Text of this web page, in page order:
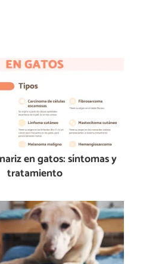
en gatos: síntomas y
tratamiento